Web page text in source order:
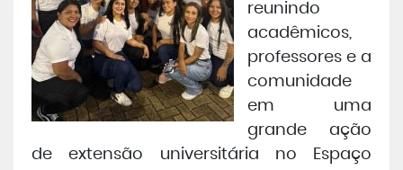
Cursos dePós e Extensão
Cursos de EAD
reunindo
acadêmicos,
professores e a
comunidade
em uma
grande ação
de extensão universitária no Espaço